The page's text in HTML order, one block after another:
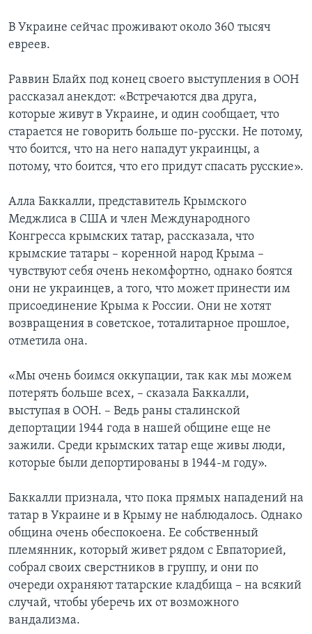
В Украине сейчас проживают около 360 тысяч
евреев.
Раввин Блайх под конец своего выступления в ООН
рассказал анекдот: «Встречаются два друга,
которые живут в Украине, и один сообщает, что
старается не говорить больше по-русски. Не потому,
что боится, что на него нападут украинцы, а
потому, что боится, что его придут спасать русские».
Алла Баккалли, представитель Крымского
Меджлиса в США и член Международного
Конгресса крымских татар, рассказала, что
крымские татары – коренной народ Крыма –
чувствуют себя очень некомфортно, однако боятся
они не украинцев, а того, что может принести им
присоединение Крыма к России. Они не хотят
возвращения в советское, тоталитарное прошлое,
отметила она.
«Мы очень боимся оккупации, так как мы можем
потерять больше всех, – сказала Баккалли,
выступая в ООН. – Ведь раны сталинской
депортации 1944 года в нашей общине еще не
зажили. Среди крымских татар еще живы люди,
которые были депортированы в 1944-м году».
Баккалли признала, что пока прямых нападений на
татар в Украине и в Крыму не наблюдалось. Однако
община очень обеспокоена. Ее собственный
племянник, который живет рядом с Евпаторией,
собрал своих сверстников в группу, и они по
очереди охраняют татарские кладбища – на всякий
случай, чтобы уберечь их от возможного
вандализма.